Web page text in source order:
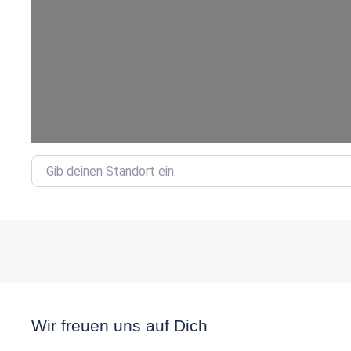
Gib deinen Standort ein.
Wir freuen uns auf Dich